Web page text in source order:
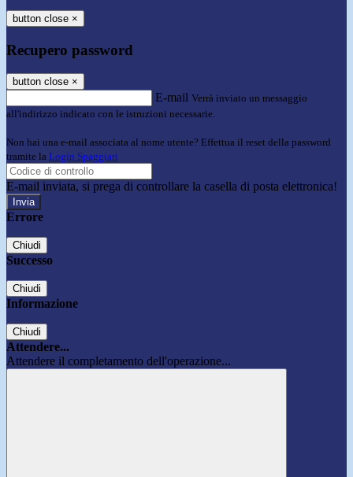
button close ×
Recupero password
button close ×
E-mail Verrà inviato un messaggio
all'indirizzo indicato con le istruzioni necessarie.
Non hai una e-mail associata al nome utente? Effettua il reset della password
tramite la Login Spaggiari
E-mail inviata, si prega di controllare la casella di posta elettronica!
Errore
Chiudi
Successo
Chiudi
Informazione
Chiudi
Attendere...
Attendere il completamento dell'operazione...